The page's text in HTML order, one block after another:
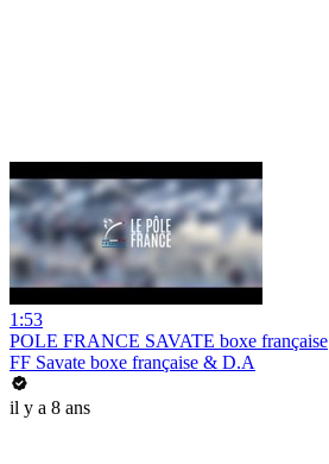
1:53
POLE FRANCE SAVATE boxe française
FF Savate boxe française & D.A
il y a 8 ans